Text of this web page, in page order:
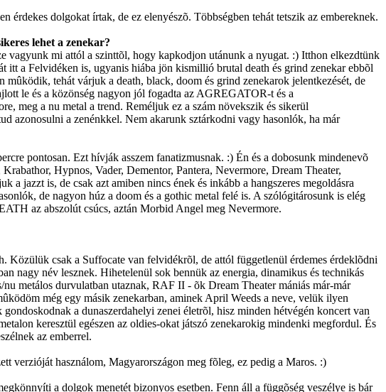
dolgokat írtak, de ez elenyészõ. Többségben tehát tetszik az embereknek.
lehet a zenekar?
vagyunk mi attól a szinttõl, hogy kapkodjon utánunk a nyugat. :) Itthon elkezdtünk
a Felvidéken is, ugyanis hiába jön kismillió brutal death és grind zenekar ebbõl
tehát várjuk a death, black, doom és grind zenekarok jelentkezését, de
le és a közönség nagyon jól fogadta az AGREGATOR-t és a
meg a nu metal a trend. Reméljuk ez a szám növekszik és sikerül
azonosulni a zenénkkel. Nem akarunk sztárkodni vagy hasonlók, ha már
pontosan. Ezt hívják asszem fanatizmusnak. :) Én és a dobosunk mindenevõ
Hypnos, Vader, Dementor, Pantera, Nevermore, Dream Theater,
jazzt is, de csak azt amiben nincs ének és inkább a hangszeres megoldásra
de nagyon húz a doom és a gothic metal felé is. A szólógitárosunk is elég
az abszolút csúcs, aztán Morbid Angel meg Nevermore.
Közülük csak a Suffocate van felvidékrõl, de attól függetlenül érdemes érdeklõdni
nagy név lesznek. Hihetelenül sok bennük az energia, dinamikus és technikás
metálos durvulatban utaznak, RAF II - õk Dream Theater mániás már-már
még egy másik zenekarban, aminek April Weeds a neve, velük ilyen
a dunaszerdahelyi zenei életrõl, hisz minden hétvégén koncert van
keresztül egészen az oldies-okat játszó zenekarokig mindenki megfordul. És
az emberrel.
verzióját használom, Magyarországon meg fõleg, ez pedig a Maros. :)
a dolgok menetét bizonyos esetben. Fenn áll a függõség veszélye is bár